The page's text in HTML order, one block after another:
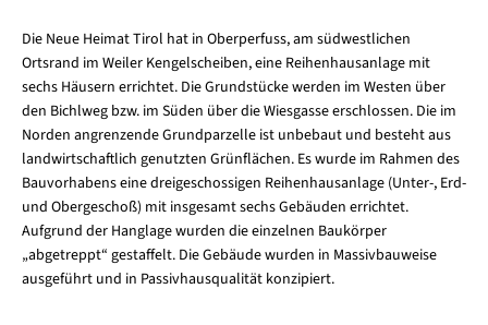
Die Neue Heimat Tirol hat in Oberperfuss, am südwestlichen
Ortsrand im Weiler Kengelscheiben, eine Reihenhausanlage mit
sechs Häusern errichtet. Die Grundstücke werden im Westen über
den Bichlweg bzw. im Süden über die Wiesgasse erschlossen. Die im
Norden angrenzende Grundparzelle ist unbebaut und besteht aus
landwirtschaftlich genutzten Grünflächen. Es wurde im Rahmen des
Bauvorhabens eine dreigeschossigen Reihenhausanlage (Unter-, Erd-
und Obergeschoß) mit insgesamt sechs Gebäuden errichtet.
Aufgrund der Hanglage wurden die einzelnen Baukörper
„abgetreppt“ gestaffelt. Die Gebäude wurden in Massivbauweise
ausgeführt und in Passivhausqualität konzipiert.